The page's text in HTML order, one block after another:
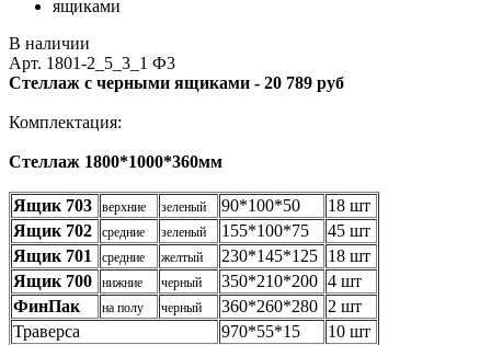
В наличии
Арт. 1801-2_5_3_1 Ф3
Стеллаж с черными ящиками - 20 789 руб
Комплектация:
Стеллаж 1800*1000*360мм
Ящик 703 верхние зеленый 90*100*50
18 шт
Ящик 702
средние зеленый 155*100*75
45 шт
Ящик 701
средние желтый 230*145*125 18 шт
Ящик 700
нижние черный 350*210*200 4 шт
ФинПак
на полу черный 360*260*280 2 шт
Траверса
970*55*15
10 шт